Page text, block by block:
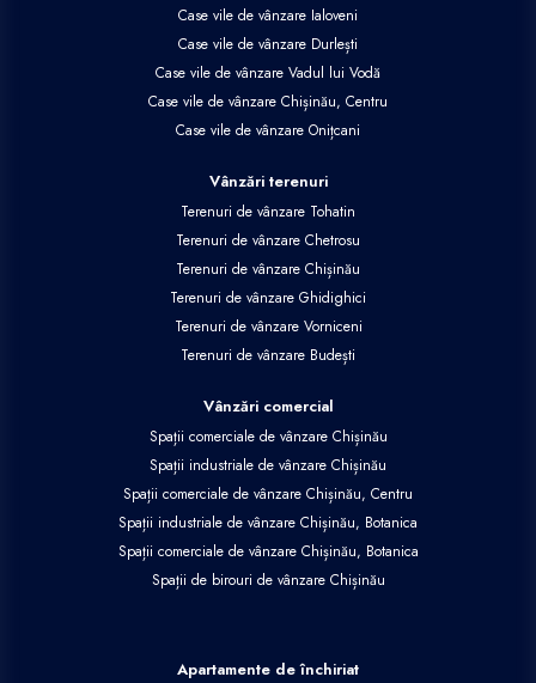
Case vile de vânzare Ialoveni
Case vile de vânzare Durlești
Case vile de vânzare Vadul lui Vodă
Case vile de vânzare Chișinău, Centru
Case vile de vânzare Onițcani
Vânzări terenuri
Terenuri de vânzare Tohatin
Terenuri de vânzare Chetrosu
Terenuri de vânzare Chișinău
Terenuri de vânzare Ghidighici
Terenuri de vânzare Vorniceni
Terenuri de vânzare Budești
Vânzări comercial
Spații comerciale de vânzare Chișinău
Spații industriale de vânzare Chișinău
Spații comerciale de vânzare Chișinău, Centru
Spații industriale de vânzare Chișinău, Botanica
Spații comerciale de vânzare Chișinău, Botanica
Spații de birouri de vânzare Chișinău
Apartamente de închiriat